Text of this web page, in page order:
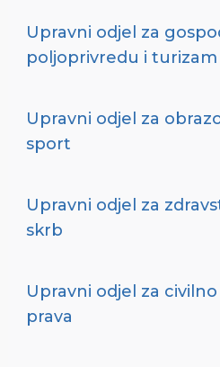
Upravni odjel za
poljoprivredu i turizam
Upravni odjel za
sport
Upravni odjel za
skrb
Upravni odjel za
prava